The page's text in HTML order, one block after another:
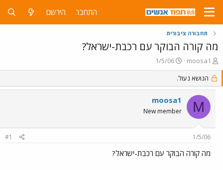
התחבר הירשם
תחבורה ציבורית
מה קורה הבוקר עם רכבת-ישראל?
פ
ו
ת
ח
נ
moosa1
פ
ו
ס
ב
ת
ך
1/5/06
הנושא נעול.
M
moosa1
New member
1/5/06
#1
מה קורה הבוקר עם רכבת-ישראל?